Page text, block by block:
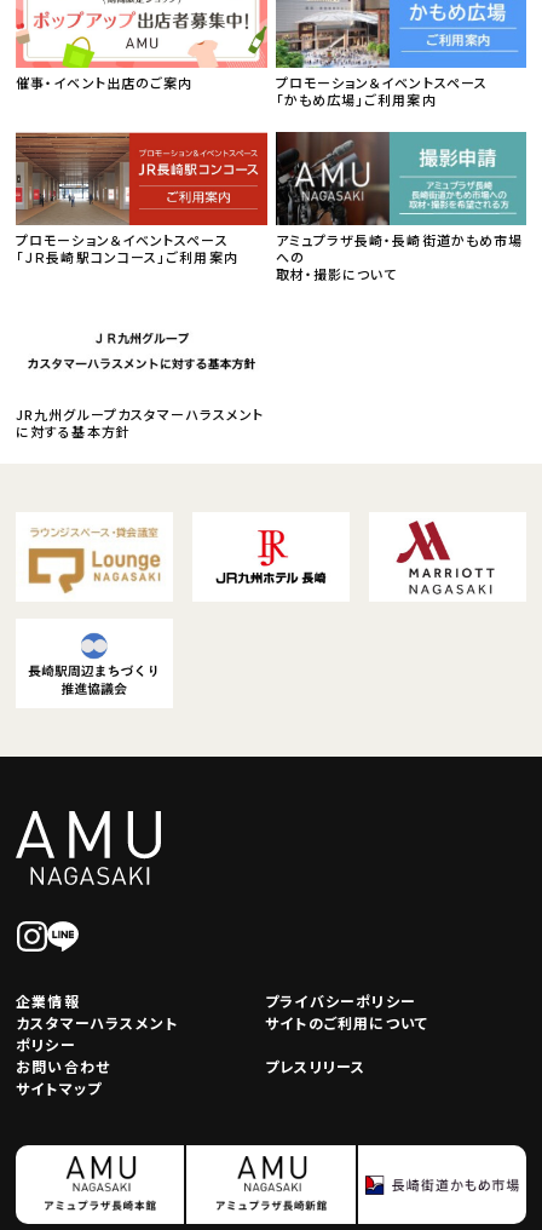
催事・イベント出店のご案内
プロモーション＆イベントスペース
「かもめ広場」ご利用案内
プロモーション＆イベントスペース
「ＪＲ長崎駅コンコース」ご利用案内
アミュプラザ長崎・長崎街道かもめ市場
への
取材・撮影について
JR九州グループカスタマーハラスメント
に対する基本方針
企業情報
プライバシーポリシー
カスタマーハラスメント
ポリシー
サイトのご利用について
お問い合わせ
プレスリリース
サイトマップ